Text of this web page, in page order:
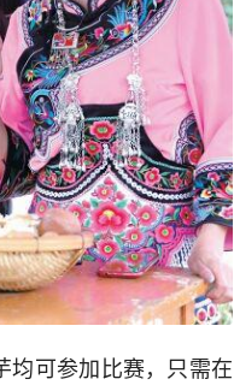
均可参加比赛，只需在